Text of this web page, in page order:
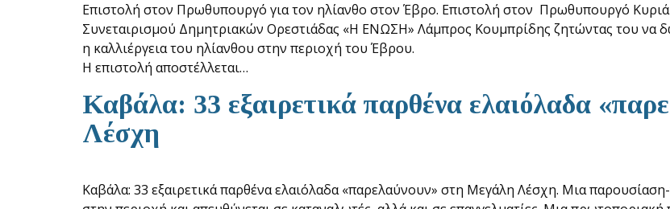
Επιστολή στον Πρωθυπουργό για τον ηλίανθο στον Έβρο. Επιστολή στον Πρωθυπουργό
Συνεταιρισμού Δημητριακών Ορεστιάδας «Η ΕΝΩΣΗ» Λάμπρος Κουμπρίδης ζητώντας του να
η καλλιέργεια του ηλίανθου στην περιοχή του Έβρου.
Η επιστολή αποστέλλεται…
Καβάλα: 33 εξαιρετικά παρθένα ελαιόλαδα
Λέσχη
Καβάλα: 33 εξαιρετικά παρθένα ελαιόλαδα «παρελαύνουν» στη Μεγάλη Λέσχη. Μια